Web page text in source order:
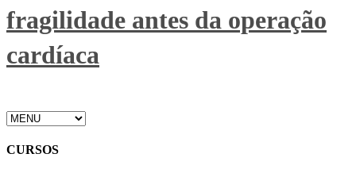
fragilidade antes da operação
cardíaca
CURSOS